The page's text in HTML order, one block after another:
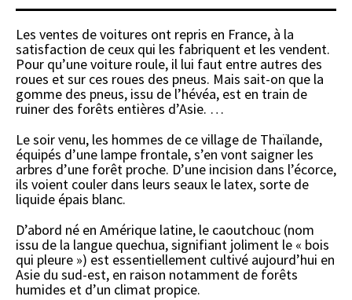
Les ventes de voitures ont repris en France, à la
satisfaction de ceux qui les fabriquent et les vendent.
Pour qu’une voiture roule, il lui faut entre autres des
roues et sur ces roues des pneus. Mais sait-on que la
gomme des pneus, issu de l’hévéa, est en train de
ruiner des forêts entières d’Asie. …
Le soir venu, les hommes de ce village de Thaïlande,
équipés d’une lampe frontale, s’en vont saigner les
arbres d’une forêt proche. D’une incision dans l’écorce,
ils voient couler dans leurs seaux le latex, sorte de
liquide épais blanc.
D’abord né en Amérique latine, le caoutchouc (nom
issu de la langue quechua, signifiant joliment le « bois
qui pleure ») est essentiellement cultivé aujourd’hui en
Asie du sud-est, en raison notamment de forêts
humides et d’un climat propice.